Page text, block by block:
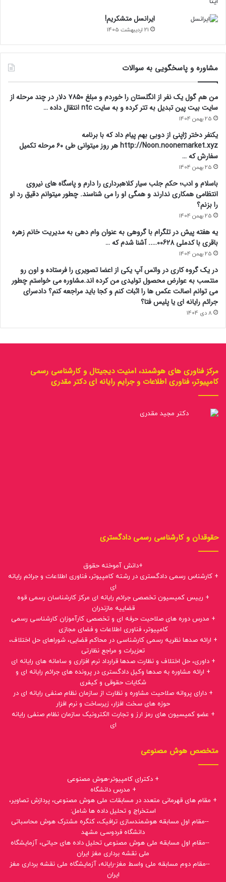
ایرانسل متشکریم!
21 اردیبهشت 1405
مشاوره و پاسخگویی به سوالات
من هم گول یک نفر از انگلستان را خوردم و مبلغ ۷۸۵۰ دلار در چند مرحله از
سایت بیت پین تبدیل به تتر کرده و به سایت ntc انتقال داده …
25 بهمن 1404
یکنفر دختر ژاپنی از دوبی بهم پیام داد که با برنامه
http://Noon.noonemarket.xyz هر روز میتوانی طی ۶۰ مرحله تکمیل
سفارش که …
25 بهمن 1404
باسلام و ادب؛ حکم جلب سیار کلاهبرداری را دارم و پاسگاه های نیروی
انتظامی همکاری ندارند و همگی او را می شناسند. چطور میتوانم دقیق رد او
را بزنم؟
25 بهمن 1404
یه هفته پیش در تلگرام با گروهی به عنوان وام دهی به مدیریت خانم زهره
باقری با کدملی 00628….. آشنا شدم که …
25 بهمن 1404
در یک گروه کاری در واتس آپ یکی از اعضا تصویری را فرستاده و اون رو
منتسب به عوارض محصول تولیدی من کرده اند.مشاوره می خواستم چطور
می توانم اصالت عکس ها را اثبات کنم و کجا باید مراجعه کنم؟ دادسرای
جرائم رایانه ای یا پلیس فتا؟
8 دی 1404
مرکز فناوری های هوشمند، امنیت دیجیتال و کارشناسی رسمی
کامپیوتر، فناوری اطلاعات و جرایم رایانه ای دکتر مقدری
حقوقدان و کارشناسی رسمی دادگستری
+دانش آموخته حقوق
+ کارشناس رسمی دادگستری در رشته کامپیوتر، فناوری اطلاعات و جرائم رایانه
ای
+ رییس کمیسیون تخصصی جرائم رایانه ای مرکز کارشناسان رسمی قوه
قضاییه مازندران
+ مدرس دوره های صلاحیت حرفه ای و تخصصی کارآموزان کارشناسی رسمی
کامپیوتر، فناوری اطلاعات و فضای مجازی
+ ارائه صدها نظریه رسمی کارشناسی در محاکم قضایی، شوراهای حل اختلاف،
تعزیرات و مراجع نظارتی
+ داوری، حل اختلاف و نظارت صدها قرارداد نرم افزاری و سامانه های رایانه ای
+ ارائه مشاوره به صدها وکیل دادگستری در پرونده های جرائم رایانه ای و
شکایات حقوقی و کیفری
+ دارای پروانه صلاحیت مشاوره و نظارت از سازمان نظام صنفی رایانه ای در
حوزه های سخت افزار، زیرساخت و نرم افزار
+ عضو کمیسیون های رمز ارز و تجارت الکترونیک سازمان نظام صنفی رایانه
ای
متخصص هوش مصنوعی
+ دکترای کامپیوتر-هوش مصنوعی
+ مدرس دانشگاه
+ مقام های قهرمانی متعدد در مسابقات ملی هوش مصنوعی، پردازش تصاویر،
استخراج و تحلیل داده ها شامل:
--مقام اول مسابقه هوشمندسازی ترافیک، کنگره مشترک هوش محاسباتی
دانشگاه فردوسی مشهد
--مقام اول مسابقه ملی هوش مصنوعی تحلیل داده های حیاتی، آزمایشگاه
ملی نقشه برداری مغز ایران
--مقام دوم مسابقه ملی واسط مغز-رایانه، آزمایشگاه ملی نقشه برداری مغز
ایران